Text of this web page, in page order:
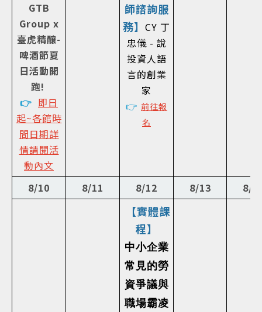
GTB
Group x
臺虎精釀-
啤酒節夏
日活動開
跑!
👉 即日
起~各館時
間日期詳
情請閱活
動內文
師諮詢服
務】 CY 丁
忠儀 - 說
投資人語
言的創業
家
👉 前往報
名
8/10 8/11 8/12 8/13 8/
【實體課
程】
中小企業
常見的勞
資爭議與
職場霸凌